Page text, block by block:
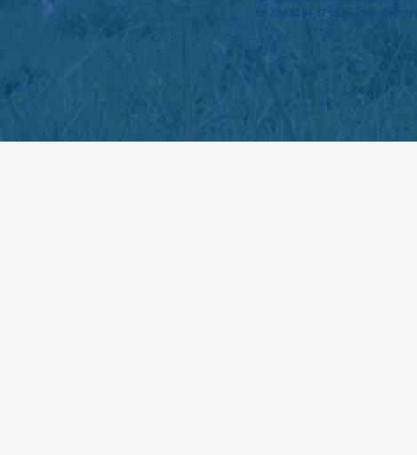
tel 33 (0)2 41 37 66 66 -